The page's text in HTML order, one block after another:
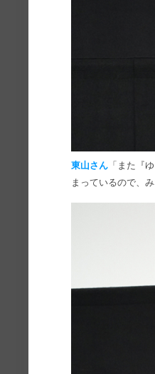
東山さん 「また『
まっているので、